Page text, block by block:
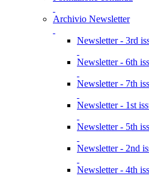
Archivio Newsletter
Newsletter - 3rd
Newsletter - 6th
Newsletter - 7th
Newsletter - 1st
Newsletter - 5th
Newsletter - 2nd
Newsletter - 4th